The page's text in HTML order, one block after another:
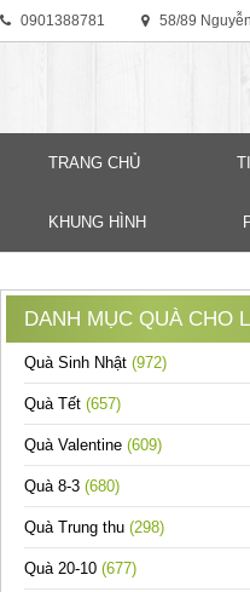
0901388781 58/89
TRANG CHỦ
KHUNG HÌNH
DANH MỤC QUÀ CHO
Quà Sinh Nhật (972)
Quà Tết (657)
Quà Valentine (609)
Quà 8-3 (680)
Quà Trung thu (298)
Quà 20-10 (677)